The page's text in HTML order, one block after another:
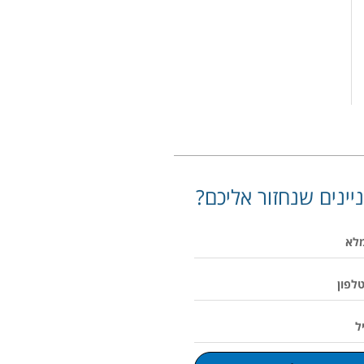
שנחזור אליכם?